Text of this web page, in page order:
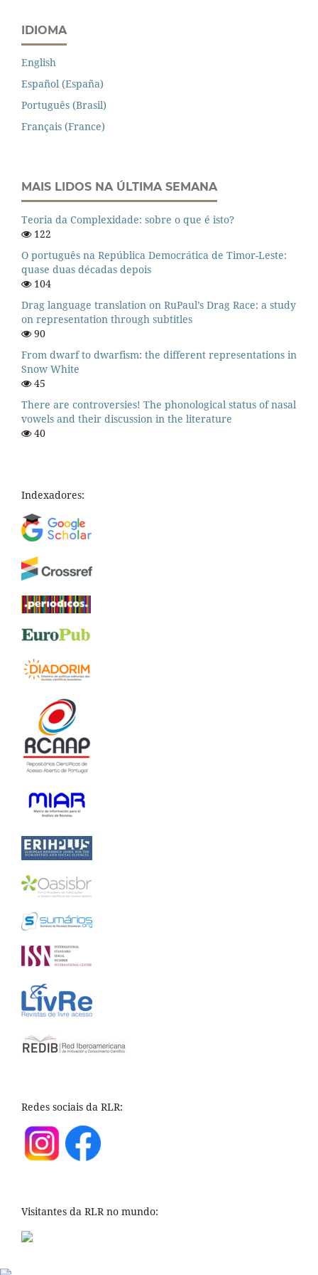
IDIOMA
English
Español (España)
Português (Brasil)
Français (France)
MAIS LIDOS NA ÚLTIMA SEMANA
Teoria da Complexidade: sobre o que é isto?
122
O português na República Democrática de Timor-Leste:
quase duas décadas depois
104
Drag language translation on RuPaul’s Drag Race: a study
on representation through subtitles
90
From dwarf to dwarfism: the different representations in
Snow White
45
There are controversies! The phonological status of nasal
vowels and their discussion in the literature
40
Indexadores:
Redes sociais da RLR:
Visitantes da RLR no mundo: